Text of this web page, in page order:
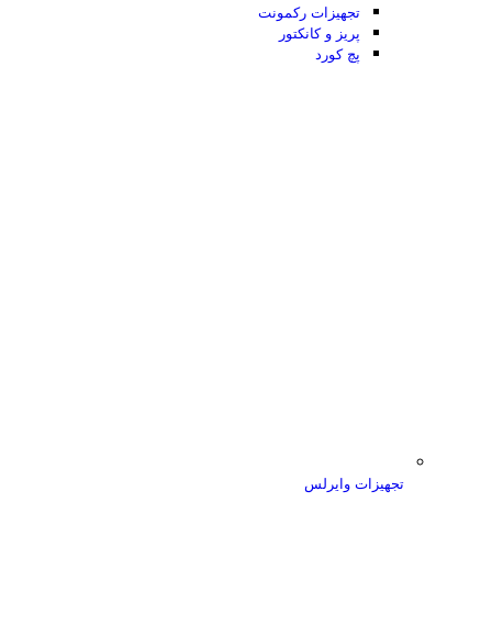
تجهیزات رکمونت
پریز و کانکتور
پچ کورد
تجهیزات وایرلس